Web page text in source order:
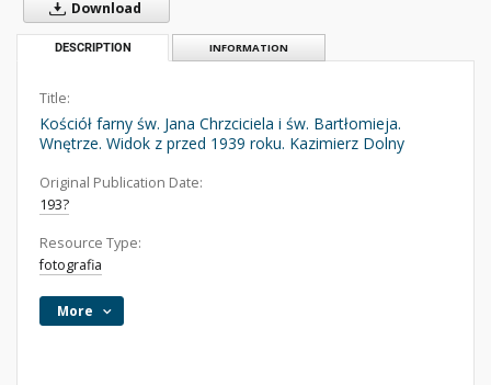
Download
DESCRIPTION INFORMATION
Title:
Kościół farny św. Jana Chrzciciela i św. Bartłomieja.
Wnętrze. Widok z przed 1939 roku. Kazimierz Dolny
Original Publication Date:
193?
Resource Type:
fotografia
More